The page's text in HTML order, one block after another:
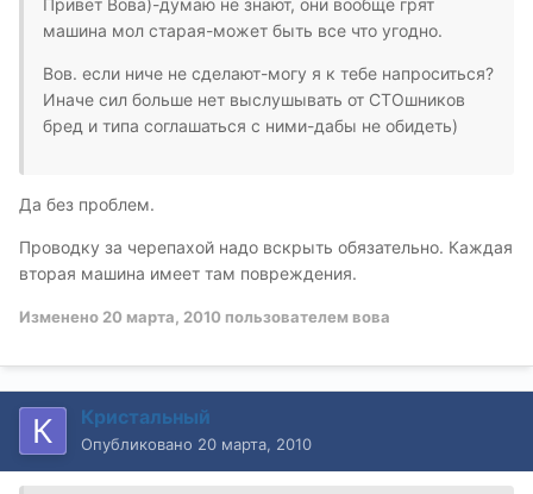
машина мол старая-может быть все что угодно.
Вов. если ниче не сделают-могу я к тебе напроситься?
Иначе сил больше нет выслушывать от СТОшников
бред и типа соглашаться с ними-дабы не обидеть)
Да без проблем.
Проводку за черепахой надо вскрыть обязательно. Каждая
вторая машина имеет там повреждения.
Изменено 20 марта, 2010 пользователем вова
Кристальный
Опубликовано 20 марта, 2010